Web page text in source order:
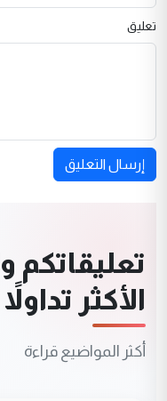
تعليق
إرسال التعليق
الأكثر تداولاً
أكثر المواضيع قراءة